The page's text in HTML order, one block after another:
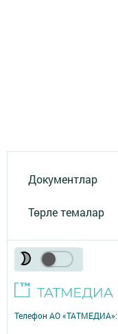
Документлар
Төрле темалар
Телефон АО «ТАТМЕДИА»: